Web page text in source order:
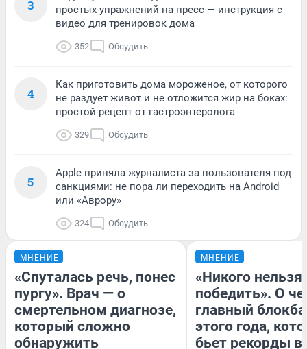
3
простых упражнений на пресс — инструкция с
видео для тренировок дома
352 Обсудить
4
Как приготовить дома мороженое, от которого
не раздует живот и не отложится жир на боках:
простой рецепт от гастроэнтеролога
329 Обсудить
5
Apple приняла журналиста за пользователя под
санкциями: не пора ли переходить на Android
или «Аврору»
324 Обсудить
МНЕНИЕ
«Спуталась речь, понес
пургу». Врач — о
смертельном диагнозе,
который сложно
обнаружить
МНЕНИЕ
«Никого нельзя
победить». О
главный
этого года,
бьет рекорды в